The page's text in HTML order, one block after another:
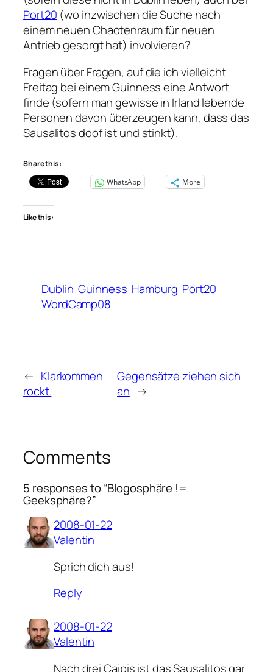
Port20 (wo inzwischen die Suche nach
einem neuen Chaotenraum für neuen
Antrieb gesorgt hat) involvieren?
Fragen über Fragen, auf die ich vielleicht
Freitag bei einem Guinness eine Antwort
finde (sofern man gewisse in Irland lebende
Personen davon überzeugen kann, dass das
Sausalitos doof ist und stinkt).
Share this:
WhatsApp
More
Like this:
Dublin Guinness Hamburg Port20
WordCamp08
← Klarkommen
rockt.
Gegensätze ziehen sich
an →
Comments
5 responses to “Blogosphäre !=
Geeksphäre?”
2008-01-22
Valentin
Sprich dich aus!
Reply
2008-01-22
Valentin
Nach drei Caipis ist das Sausalitos gar